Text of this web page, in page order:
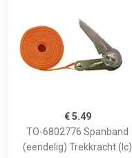
€ 5.49
TO-6802776 Spanband
(eendelig) Trekkracht (lc)